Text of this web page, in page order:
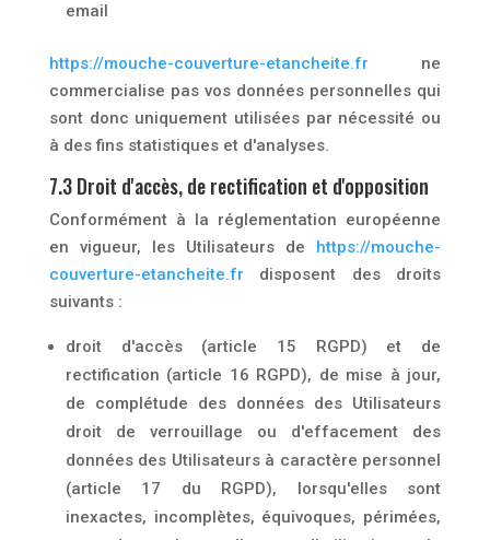
email
https://mouche-couverture-etancheite.fr ne
commercialise pas vos données personnelles qui
sont donc uniquement utilisées par nécessité ou
à des fins statistiques et d'analyses.
7.3 Droit d'accès, de rectification et d'opposition
Conformément à la réglementation européenne
en vigueur, les Utilisateurs de https://mouche-
couverture-etancheite.fr disposent des droits
suivants :
droit d'accès (article 15 RGPD) et de
rectification (article 16 RGPD), de mise à jour,
de complétude des données des Utilisateurs
droit de verrouillage ou d'effacement des
données des Utilisateurs à caractère personnel
(article 17 du RGPD), lorsqu'elles sont
inexactes, incomplètes, équivoques, périmées,